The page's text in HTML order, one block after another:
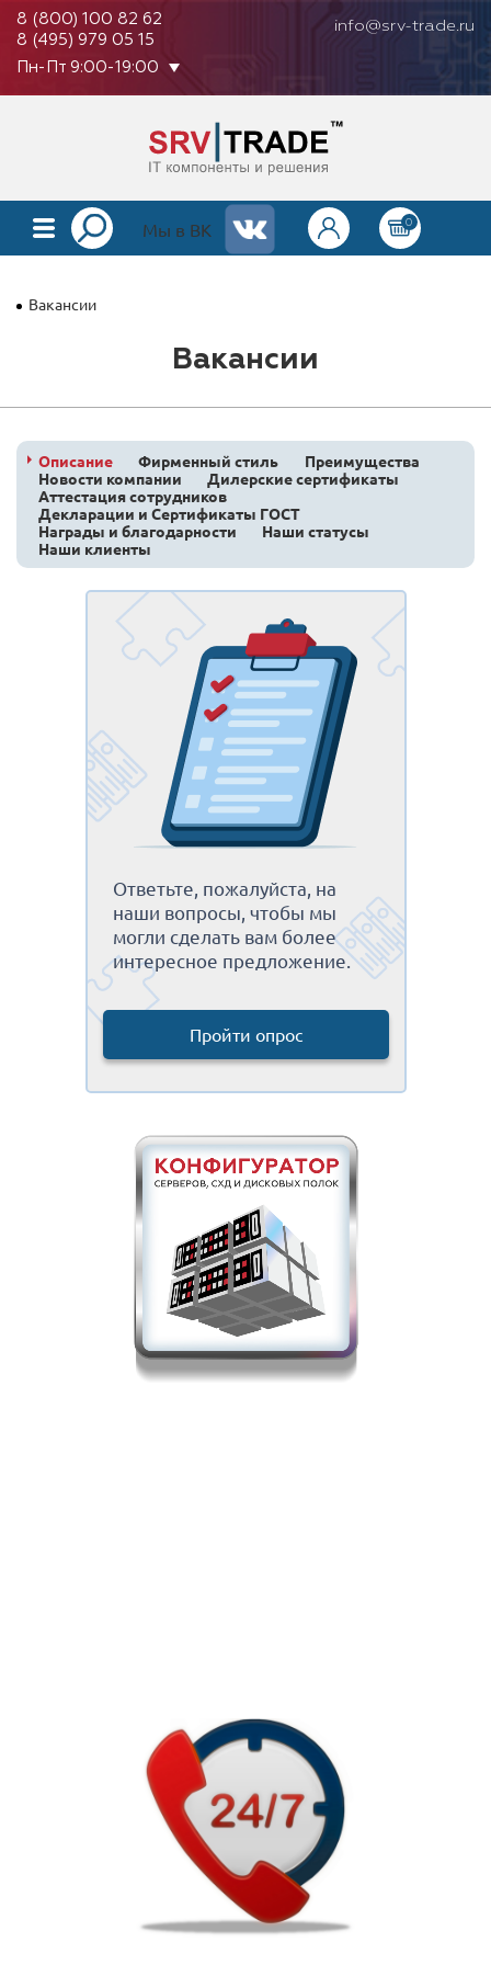
8 (800) 100 82 62
8 (495) 979 05 15
info@srv-trade.ru
Пн-Пт 9:00-19:00
КАТАЛОГ
ГАРАНТИЯ
КОНТАКТЫ
АКЦИИ
Мы в ВК 0
Вакансии
Вакансии
Описание Фирменный стиль
Преимущества
Новости компании
Дилерские сертификаты
Аттестация сотрудников
Декларации и Сертификаты ГОСТ
Награды и благодарности
Наши статусы
Наши клиенты
Ответьте, пожалуйста, на
наши вопросы, чтобы мы
могли сделать вам более
интересное предложение.
Пройти опрос